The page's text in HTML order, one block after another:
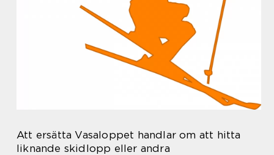
Att ersätta Vasaloppet handlar om att hitta
liknande skidlopp eller andra